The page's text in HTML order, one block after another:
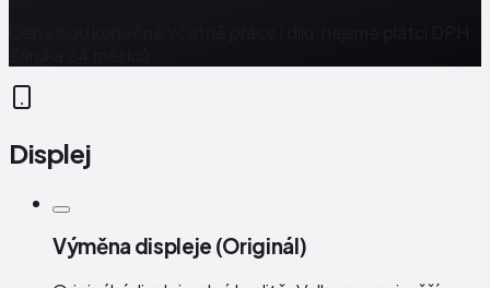
Displej
Výměna displeje (Originál)